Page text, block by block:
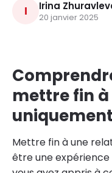
I Irina
20 janvier 2025
mettre fin
Mettre fin à une
être une